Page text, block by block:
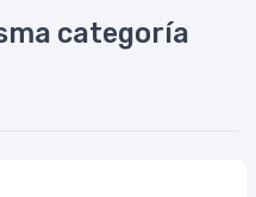
categoría